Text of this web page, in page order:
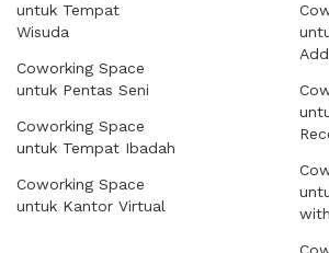
untuk Tempat
Wisuda
Coworking Space
untuk Pentas Seni
Coworking Space
untuk Tempat Ibadah
Coworking Space
untuk Kantor Virtual